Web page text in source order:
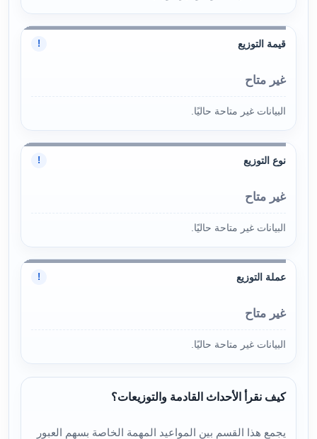
قيمة التوزيع !
غير متاح
البيانات غير متاحة حاليًا.
نوع التوزيع !
غير متاح
البيانات غير متاحة حاليًا.
عملة التوزيع !
غير متاح
البيانات غير متاحة حاليًا.
كيف نقرأ الأحداث القادمة والتوزيعات؟
يجمع هذا القسم بين المواعيد المهمة الخاصة بسهم العبور